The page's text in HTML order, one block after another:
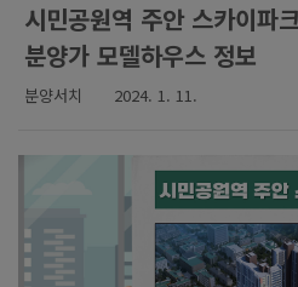
시민공원역 주안 스카이파
분양가 모델하우스 정보
분양서치 2024. 1. 11.